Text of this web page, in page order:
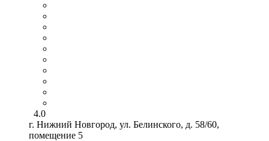
4.0
г. Нижний Новгород, ул. Белинского, д. 58/60,
помещение 5